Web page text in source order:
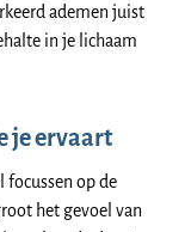
ademen juist
in je lichaam
je ervaart
focussen op de
het gevoel van